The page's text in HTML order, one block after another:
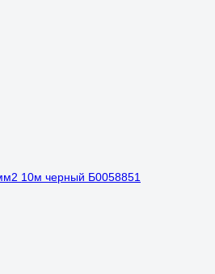
10м черный Б0058851